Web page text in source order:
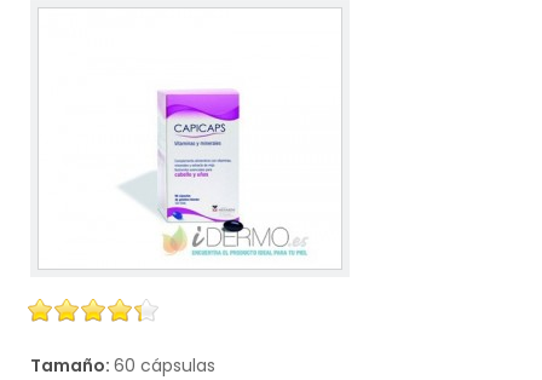
Tamaño: 60 cápsulas